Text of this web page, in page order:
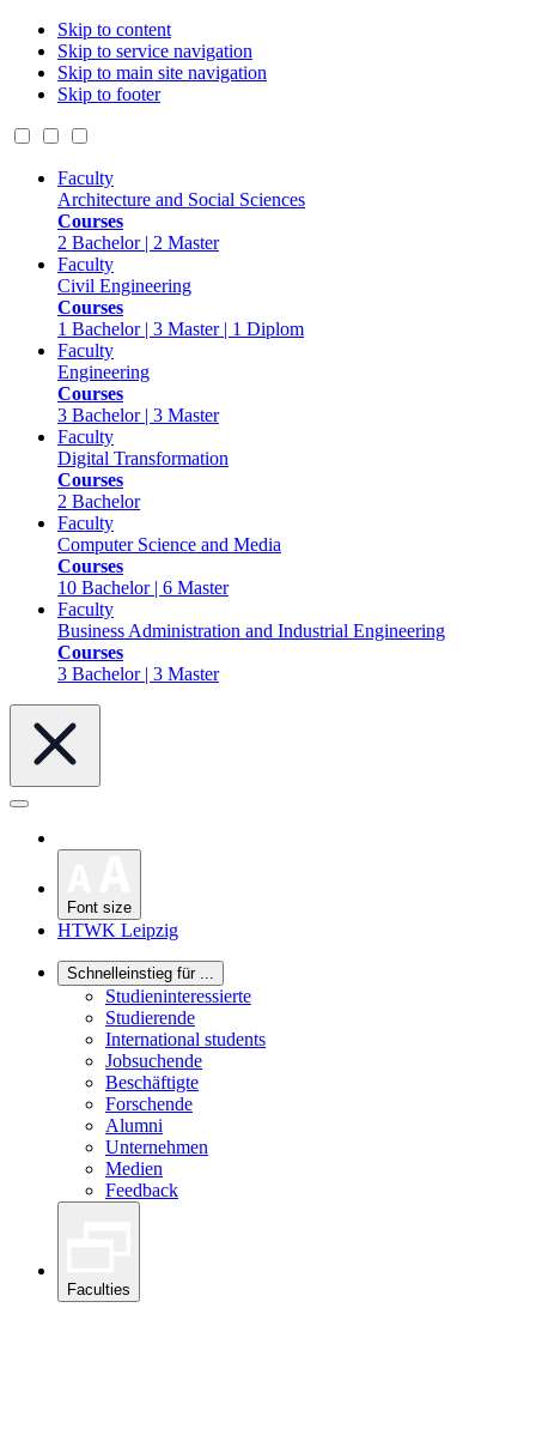
Skip to content
Skip to service navigation
Skip to main site navigation
Skip to footer
Faculty
Architecture and Social Sciences
Courses
2 Bachelor | 2 Master
Faculty
Civil Engineering
Courses
1 Bachelor | 3 Master | 1 Diplom
Faculty
Engineering
Courses
3 Bachelor | 3 Master
Faculty
Digital Transformation
Courses
2 Bachelor
Faculty
Computer Science and Media
Courses
10 Bachelor | 6 Master
Faculty
Business Administration and Industrial Engineering
Courses
3 Bachelor | 3 Master
Font size
HTWK Leipzig
Schnelleinstieg für ...
Studieninteressierte
Studierende
International students
Jobsuchende
Beschäftigte
Forschende
Alumni
Unternehmen
Medien
Feedback
Faculties